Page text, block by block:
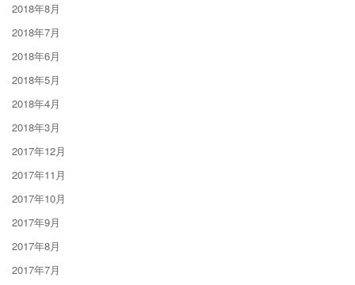
2018年8月
2018年7月
2018年6月
2018年5月
2018年4月
2018年3月
2017年12月
2017年11月
2017年10月
2017年9月
2017年8月
2017年7月